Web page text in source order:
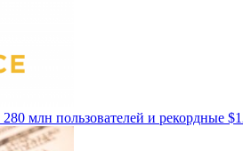
млн пользователей и рекордные